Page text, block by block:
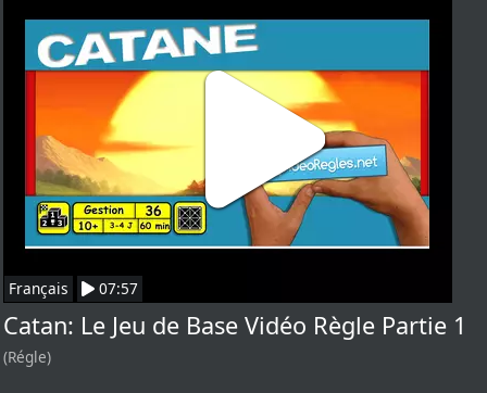
Français 07:57
Catan: Le Jeu de Base Vidéo Règle Partie 1
(Régle)